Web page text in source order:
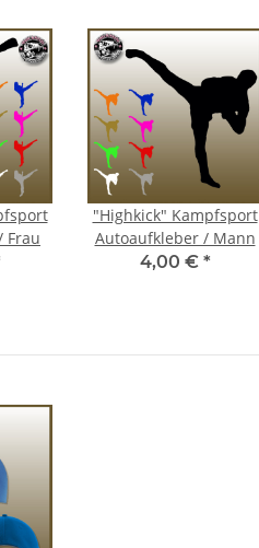
Frau
"Highkick" Kampfsport
Autoaufkleber / Mann
4,00 € *